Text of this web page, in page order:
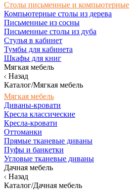
Столы письменные и компьютерные
Компьютерные столы из дерева
Письменные из сосны
Письменные столы из дуба
Стулья в кабинет
Тумбы для кабинета
Шкафы для книг
Мягкая мебель
Назад
Каталог/Мягкая мебель
Мягкая мебель
Диваны-кровати
Кресла классические
Кресла-кровати
Оттоманки
Прямые тканевые диваны
Пуфы и банкетки
Угловые тканевые диваны
Дачная мебель
Назад
Каталог/Дачная мебель